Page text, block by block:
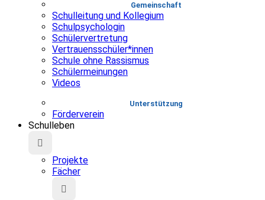
Gemeinschaft
Schulleitung und Kollegium
Schulpsychologin
Schülervertretung
Vertrauensschüler*innen
Schule ohne Rassismus
Schülermeinungen
Videos
Unterstützung
Förderverein
Schulleben
Projekte
Fächer